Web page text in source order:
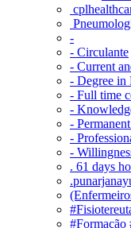
-
- Circulante
- Current
- Degree in
- Full time
-
-
-
-
. 61 days